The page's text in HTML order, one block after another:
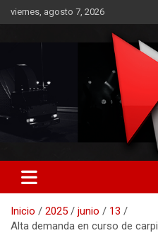
Saltar
al
viernes, agosto 7, 2026
RO
Inicio 2025 junio
13
Alta demanda en curso de